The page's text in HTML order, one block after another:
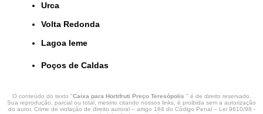
Urca
Volta Redonda
lagoa leme
Poços de Caldas
O conteúdo do texto "Caixa para Hortifruti Preço Teresópolis " é de direito reservado.
Sua reprodução, parcial ou total, mesmo citando nossos links, é proibida sem a autorização
do autor. Crime de violação de direito autoral – artigo 184 do Código Penal – Lei 9610/98 -